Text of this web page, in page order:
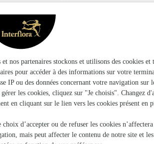
Interflora à La